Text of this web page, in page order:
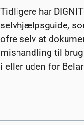
Tidligere har
selvhjælpsguide,
ofre selv at
mishandling til
i eller uden for